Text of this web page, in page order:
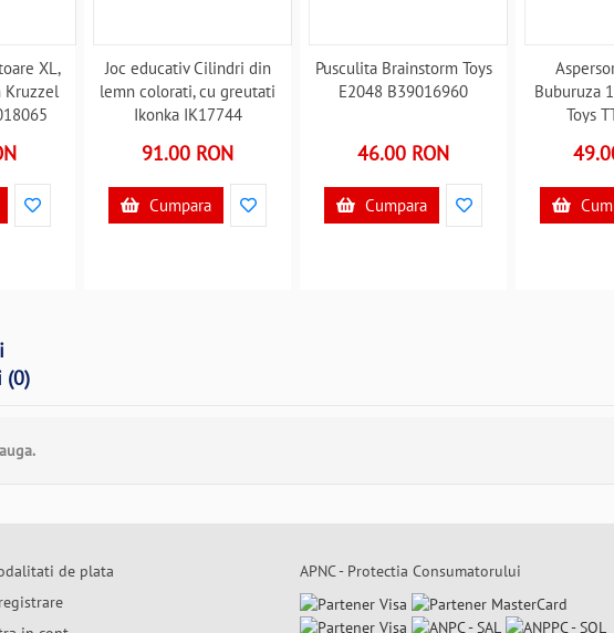
XL,
Kruzzel
Joc educativ Cilindri din
lemn colorati, cu greutati
Ikonka IK17744
91.00 RON
Cumpara
Pusculita Brainstorm Toys
E2048 B39016960
46.00 RON
Cumpara
Buburuza
Toys
(0)
de plata
APNC - Protectia Consumatorului